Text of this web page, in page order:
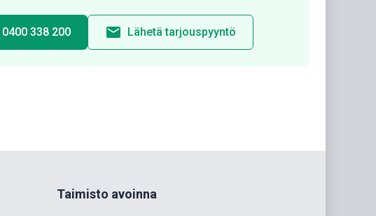
338 200 email Lähetä tarjouspyyntö
Taimisto avoinna